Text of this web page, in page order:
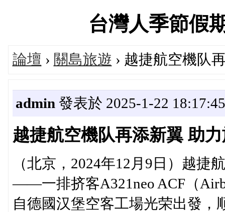
台灣人季節假
論壇 › 關島旅遊 › 越捷航空機队
admin 發表於 2025-1-22 18:17:45
越捷航空機队再添新翼 助
（北京，2024年12月9日）越捷
——一排挤客A321neo ACF（
自德國汉堡空客工場光荣出發